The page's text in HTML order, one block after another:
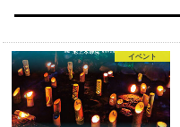
イベント